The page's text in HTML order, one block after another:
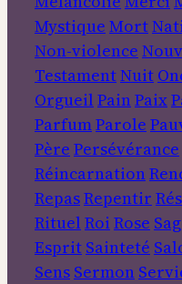
Mystique Mort
Non-violence
TestamentNuit
Orgueil PainPaix
ParfumParole
Père Persévérance
Réincarnation
RepasRepentir
Rituel Roi Rose
Esprit Sainteté
Sens Sermon